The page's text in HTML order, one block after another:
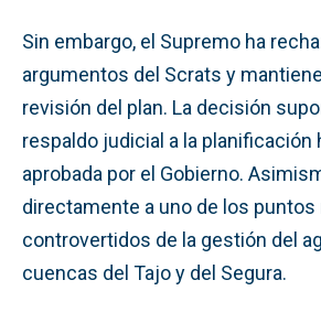
Sin embargo, el Supremo ha
argumentos del Scrats y
revisión del plan. La decisión
respaldo judicial a la planificación
aprobada por el Gobierno.
directamente a uno de los puntos
controvertidos de la gestión del
cuencas del Tajo y del Segura.